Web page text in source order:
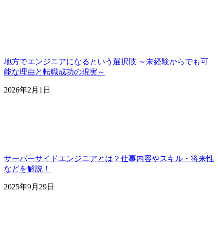
地方でエンジニアになるという選択肢 ～未経験からでも可
能な理由と転職成功の現実～
2026年2月1日
サーバーサイドエンジニアとは？仕事内容やスキル・将来性
などを解説！
2025年9月29日